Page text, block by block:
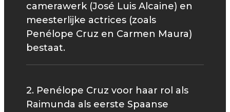
camerawerk (José Luis Alcaine) en
meesterlijke actrices (zoals
Penélope Cruz en Carmen Maura)
bestaat.
2. Penélope Cruz voor haar rol als
Raimunda als eerste Spaanse